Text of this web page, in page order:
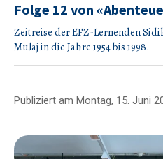
Folge 12 von
Zeitreise der EFZ-Lernenden
Mulaj in die Jahre 1954 bis 1998.
Publiziert am Montag, 15. Juni